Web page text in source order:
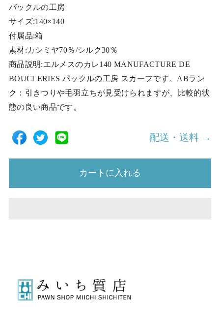
バックルの工房
サイズ:140×140
付属品:箱
素材:カシミヤ70％/シルク30％
商品説明:エルメスのカレ140 MANUFACTURE DE
BOUCLERIES バックルの工房 スカーフです。ABラン
ク：引きつりや毛羽立ちが見受けられますが、比較的状
態の良い商品です。
配送・送料 →
カートに入れる